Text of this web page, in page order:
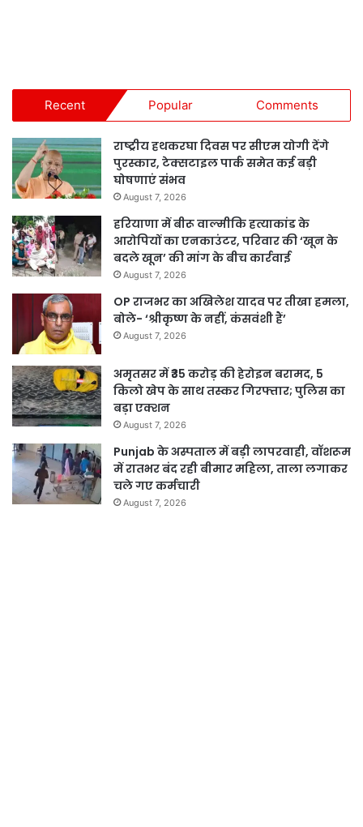
Recent Popular Comments
राष्ट्रीय हथकरघा दिवस पर सीएम योगी देंगे
पुरस्कार, टेक्सटाइल पार्क समेत कई बड़ी
घोषणाएं संभव
August 7, 2026
हरियाणा में बीरू वाल्मीकि हत्याकांड के
आरोपियों का एनकाउंटर, परिवार की ‘खून के
बदले खून’ की मांग के बीच कार्रवाई
August 7, 2026
OP राजभर का अखिलेश यादव पर तीखा हमला,
बोले- ‘श्रीकृष्ण के नहीं, कंसवंशी हैं’
August 7, 2026
अमृतसर में ₹35 करोड़ की हेरोइन बरामद, 5
किलो खेप के साथ तस्कर गिरफ्तार; पुलिस का
बड़ा एक्शन
August 7, 2026
Punjab के अस्पताल में बड़ी लापरवाही, वॉशरूम
में रातभर बंद रही बीमार महिला, ताला लगाकर
चले गए कर्मचारी
August 7, 2026